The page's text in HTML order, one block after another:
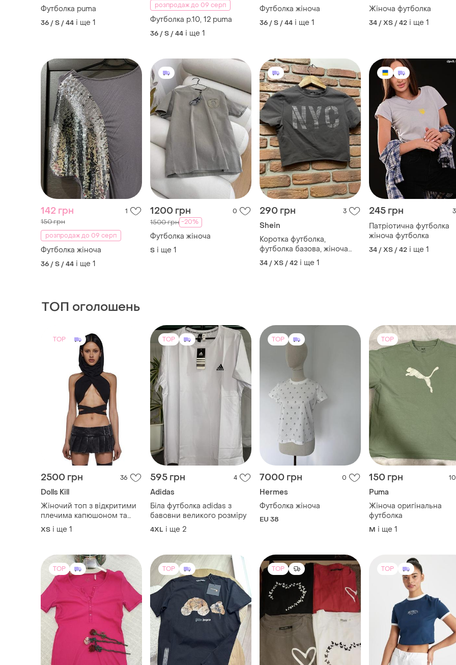
Футболка puma
36 / S / 44 і ще 1
розпродаж до 09 серп
Футболка р.10, 12 puma
36 / S / 44 і ще 1
Футболка жіноча
36 / S / 44 і ще 1
Жіноча футболка
34 / XS / 42 і ще 1
142 грн 1
150 грн
розпродаж до 09 серп
Футболка жіноча
36 / S / 44 і ще 1
1200 грн 0
1500 грн -20%
Футболка жіноча
S і ще 1
290 грн 3
Shein
Коротка футболка,
футболка базова, жіноча
футболка
34 / XS / 42 і ще 1
245 грн 3
Патріотична футболка
жіноча футболка
34 / XS / 42 і ще 1
ТОП оголошень
TOP
2500 грн 36
Dolls Kill
Жіночий топ з відкритими
плечима капюшоном та
маскою на зав’язках від
бренду dolls kill darker wavs
ХS і ще 1
TOP
595 грн 4
Adidas
Біла футболка adidas з
бавовни великого розміру
4XL і ще 2
TOP
7000 грн 0
Hermes
Футболка жіноча
EU 38
TOP
150 грн 10
Puma
Жіноча оригінальна
футболка
M і ще 1
TOP TOP TOP TOP